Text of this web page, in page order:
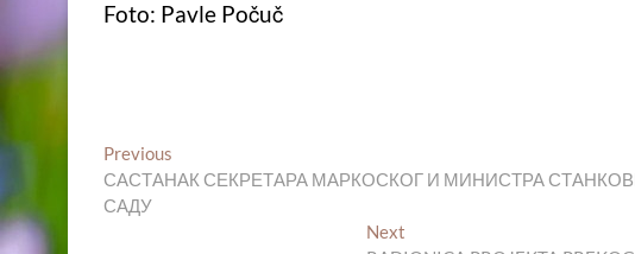
Foto: Pavle Počuč
Кретање
чланка
Previous
post:
САСТАНАК СЕКРЕТАРА МАРКОСКОГ И МИНИСТРА
САДУ
Next